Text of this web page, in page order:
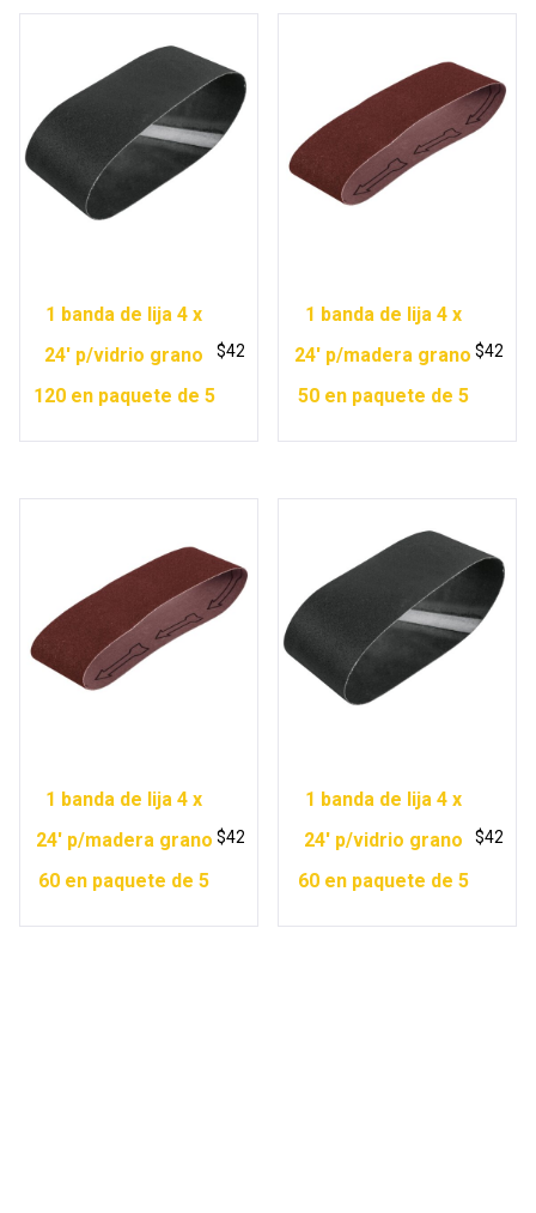
1 banda de lija 4 x
24′ p/vidrio grano
120 en paquete de 5
$42
1 banda de lija 4 x
24′ p/madera grano
50 en paquete de 5
$42
1 banda de lija 4 x
24′ p/madera grano
60 en paquete de 5
$42
1 banda de lija 4 x
24′ p/vidrio grano
60 en paquete de 5
$42